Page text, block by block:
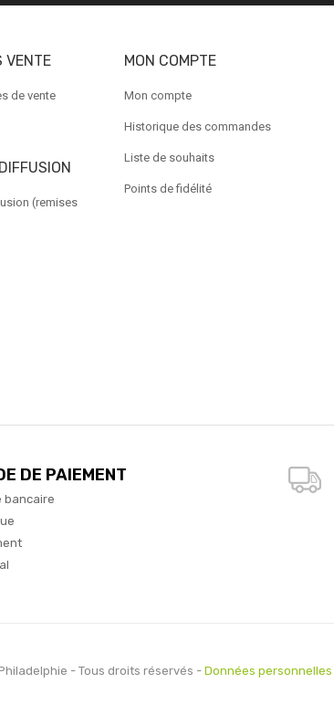
VENTE
de vente
(remises
MON COMPTE
Mon compte
Historique des commandes
Liste de souhaits
Points de fidélité
DE PAIEMENT
bancaire
- Tous droits réservés - Données personnelles